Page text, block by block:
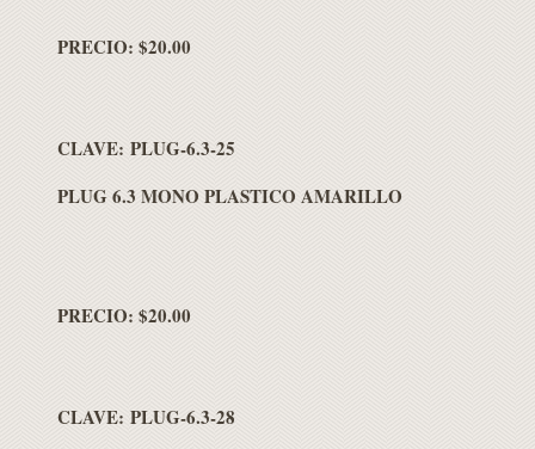
PRECIO: $20.00
CLAVE: PLUG-6.3-25
PLUG 6.3 MONO PLASTICO AMARILLO
PRECIO: $20.00
CLAVE: PLUG-6.3-28